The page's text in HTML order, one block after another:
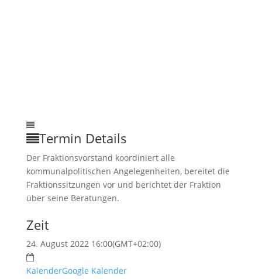
Termin Details
Der Fraktionsvorstand koordiniert alle
kommunalpolitischen Angelegenheiten, bereitet die
Fraktionssitzungen vor und berichtet der Fraktion
über seine Beratungen.
Zeit
24. August 2022 16:00(GMT+02:00)
KalenderGoogle Kalender